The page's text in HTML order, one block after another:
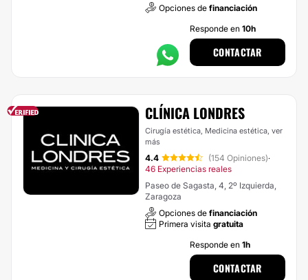
Opciones de financiación
Responde en 10h
CONTACTAR
CLÍNICA LONDRES
Cirugía estética, Medicina estética, ver
más
4.4 (154 Opiniones)·
46 Experiencias reales
Paseo de Sagasta, 4, 2º Izquierda,
Zaragoza
Opciones de financiación
Primera visita gratuita
Responde en 1h
CONTACTAR